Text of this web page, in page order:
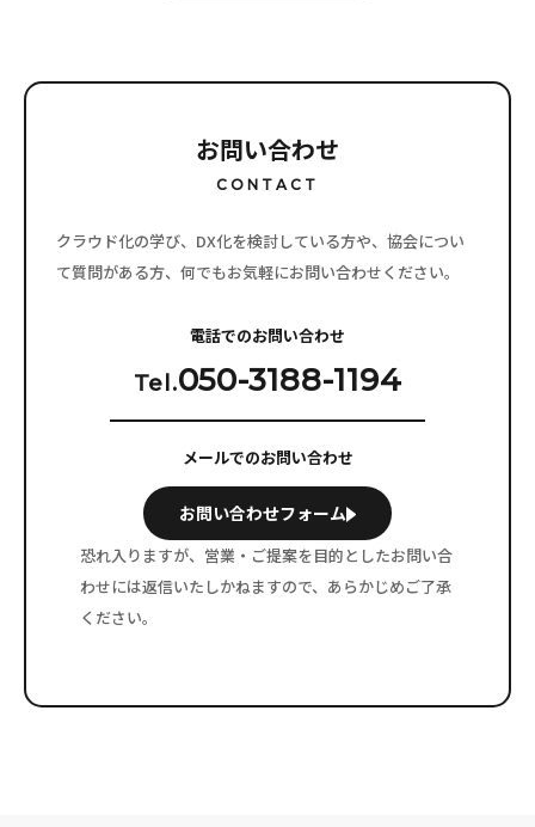
お問い合わせ
CONTACT
クラウド化の学び、DX化を検討している方や、協会につい
て質問がある方、 何でもお気軽にお問い合わせください。
電話でのお問い合わせ
Tel.050-3188-1194
メールでのお問い合わせ
お問い合わせフォーム
恐れ入りますが、営業・ご提案を目的としたお問い合
わせには返信いたしかねますので、あらかじめご了承
ください。